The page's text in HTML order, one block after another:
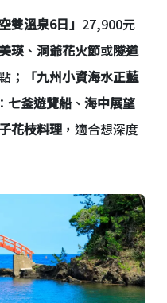
雙溫泉6日」 27,900元
瑛 、 洞爺花火節或隧道
；
「九州小資海水正藍
七釜遊覽船 、 海中展望
花枝料理 ，適合想深度